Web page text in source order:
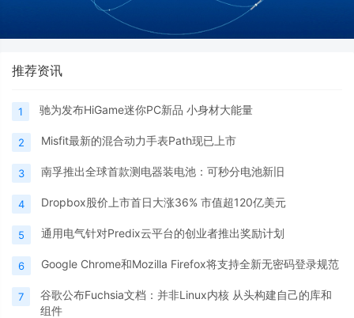
推荐资讯
1 驰为发布HiGame迷你PC新品 小身材大能量
2 Misfit最新的混合动力手表Path现已上市
3 南孚推出全球首款测电器装电池：可秒分电池新旧
4 Dropbox股价上市首日大涨36% 市值超120亿美元
5 通用电气针对Predix云平台的创业者推出奖励计划
6 Google Chrome和Mozilla Firefox将支持全新无密码登录规范
7
谷歌公布Fuchsia文档：并非Linux内核 从头构建自己的库和
组件